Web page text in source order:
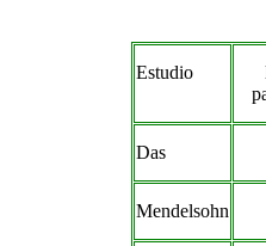
Estudio
Das
Mendelsohn